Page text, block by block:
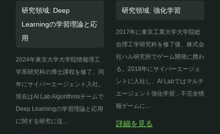
研究領域: Deep
Learningの学習理論と応
用
2024年東京大学大学院情報理工
学系研究科の博士課程を修了、同
年にサイバーエージェント入社。
現在はAI Lab Algorithmsチームで
Deep Learningの学習理論と応用
に関する研究に従...
研究領域: 強化学習
2017年に東京工業大学大学院総
合理工学研究科を修了後、株式会
社ハル研究所でゲーム開発に携わ
る。2018年にサイバーエージェ
ントに入社し、AI Labではマルチ
エージェント強化学習，不完全情
報ゲームに...
詳細を見る